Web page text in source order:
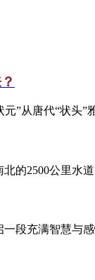
”从唐代“状头”
的2500公里水
段充满智慧与